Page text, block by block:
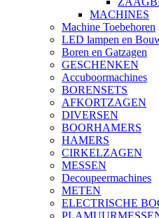
MACHINES
Machine Toebehoren
LED lampen en
Boren en Gatzagen
GESCHENKEN
Accuboormachines
BORENSETS
AFKORTZAGEN
DIVERSEN
BOORHAMERS
HAMERS
CIRKELZAGEN
MESSEN
Decoupeermachines
METEN
ELECTRISCHE